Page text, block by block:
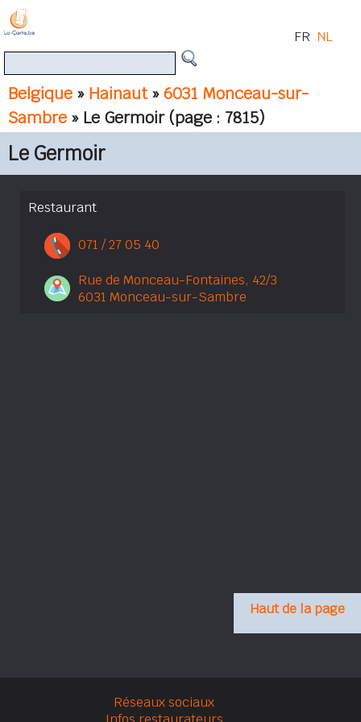
Belgique » Hainaut»6031 Monceau-sur-
Sambre » Le Germoir (page : 7815)
FR NL
Le Germoir
Restaurant
071 / 27 05 40
Rue de Monceau-Fontaines, 42/3
6031 Monceau-sur-Sambre
Haut de la page
Réseaux sociaux